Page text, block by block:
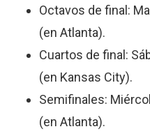
Octavos de final:
(en Atlanta).
Cuartos de final:
(en Kansas City).
Semifinales:
(en Atlanta).